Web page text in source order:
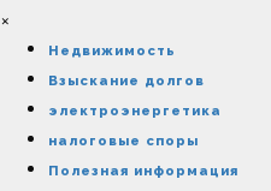
×
Недвижимость
Взыскание долгов
электроэнергетика
налоговые споры
Полезная информация